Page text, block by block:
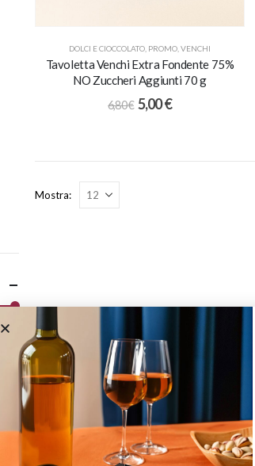
DOLCI E CIOCCOLATO, PROMO, VENCHI
Tavoletta Venchi Extra Fondente 75%
NO Zuccheri Aggiunti 70 g
6,80€ 5,00€
Mostra: